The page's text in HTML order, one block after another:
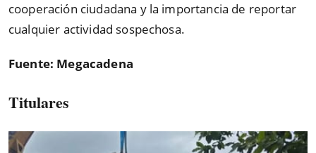
cooperación ciudadana y la importancia de reportar
cualquier actividad sospechosa.
Fuente: Megacadena
Titulares